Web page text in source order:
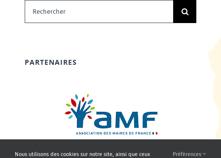
Rechercher:
PARTENAIRES
Nous utilisons des cookies sur notre site, ainsi que ceux Préférences